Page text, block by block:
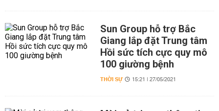
Sun Group hỗ trợ Bắc
Giang lắp đặt Trung tâm
Hồi sức tích cực quy mô
100 giường bệnh
THỜI SỰ 15:21 | 27/05/2021